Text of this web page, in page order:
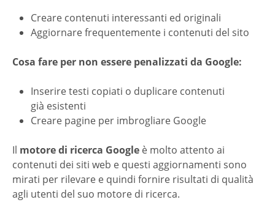
Creare contenuti interessanti ed originali
Aggiornare frequentemente i contenuti del sito
Cosa fare per non essere penalizzati da Google:
Inserire testi copiati o duplicare contenuti
già esistenti
Creare pagine per imbrogliare Google
Il motore di ricerca Google è molto attento ai
contenuti dei siti web e questi aggiornamenti sono
mirati per rilevare e quindi fornire risultati di qualità
agli utenti del suo motore di ricerca.